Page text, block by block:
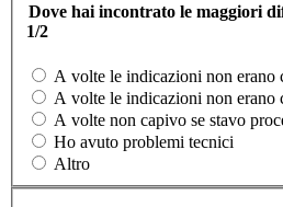
Dove hai incontrato le maggiori
1/2
A volte le indicazioni non erano
A volte le indicazioni non erano
A volte non capivo se stavo
Ho avuto problemi tecnici
Altro